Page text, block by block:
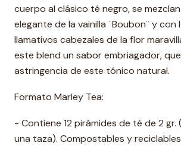
cuerpo al clásico té negro, se
elegante de la vainilla ¨Boubon¨ y
llamativos cabezales de la flor
este blend un sabor embriagador,
astringencia de este tónico natural.
Formato Marley Tea:
- Contiene 12 pirámides de té de 2 gr.
una taza). Compostables y